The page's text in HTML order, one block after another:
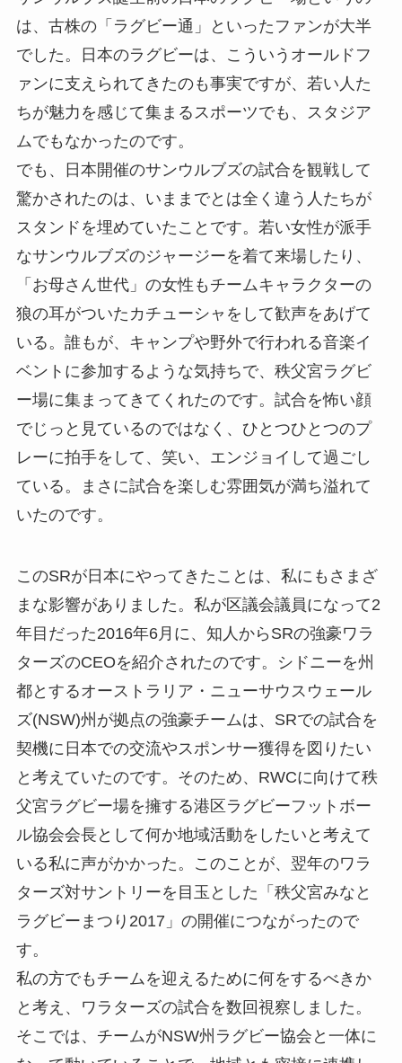
は、古株の「ラグビー通」といったファンが大半
でした。日本のラグビーは、こういうオールドフ
ァンに支えられてきたのも事実ですが、若い人た
ちが魅力を感じて集まるスポーツでも、スタジア
ムでもなかったのです。
でも、日本開催のサンウルブズの試合を観戦して
驚かされたのは、いままでとは全く違う人たちが
スタンドを埋めていたことです。若い女性が派手
なサンウルブズのジャージーを着て来場したり、
「お母さん世代」の女性もチームキャラクターの
狼の耳がついたカチューシャをして歓声をあげて
いる。誰もが、キャンプや野外で行われる音楽イ
ベントに参加するような気持ちで、秩父宮ラグビ
ー場に集まってきてくれたのです。試合を怖い顔
でじっと見ているのではなく、ひとつひとつのプ
レーに拍手をして、笑い、エンジョイして過ごし
ている。まさに試合を楽しむ雰囲気が満ち溢れて
いたのです。
このSRが日本にやってきたことは、私にもさまざ
まな影響がありました。私が区議会議員になって2
年目だった2016年6月に、知人からSRの強豪ワラ
ターズのCEOを紹介されたのです。シドニーを州
都とするオーストラリア・ニューサウスウェール
ズ(NSW)州が拠点の強豪チームは、SRでの試合を
契機に日本での交流やスポンサー獲得を図りたい
と考えていたのです。そのため、RWCに向けて秩
父宮ラグビー場を擁する港区ラグビーフットボー
ル協会会長として何か地域活動をしたいと考えて
いる私に声がかかった。このことが、翌年のワラ
ターズ対サントリーを目玉とした「秩父宮みなと
ラグビーまつり2017」の開催につながったので
す。
私の方でもチームを迎えるために何をするべきか
と考え、ワラターズの試合を数回視察しました。
そこでは、チームがNSW州ラグビー協会と一体に